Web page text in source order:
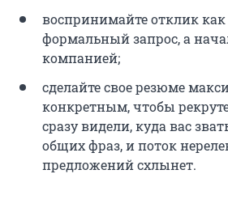
воспринимайте отклик
формальный запрос, а
компанией;
сделайте свое резюме
конкретным, чтобы
сразу видели, куда вас
общих фраз, и поток
предложений схлынет.